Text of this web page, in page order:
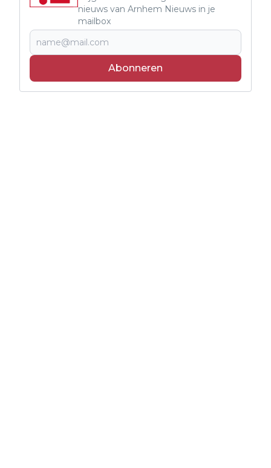
nieuws van Arnhem Nieuws in je
mailbox
Abonneren